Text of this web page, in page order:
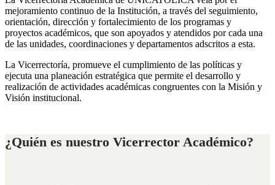
mejoramiento continuo de la Institución, a través del seguimiento,
orientación, dirección y fortalecimiento de los programas y
proyectos académicos, que son apoyados y atendidos por cada una
de las unidades, coordinaciones y departamentos adscritos a esta.
La Vicerrectoría, promueve el cumplimiento de las políticas y
ejecuta una planeación estratégica que permite el desarrollo y
realización de actividades académicas congruentes con la Misión y
Visión institucional.
¿Quién es nuestro Vicerrector Académico?